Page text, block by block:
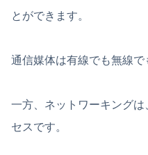
とができます。
通信媒体は有線でも無線で
一方、ネットワーキング
セスです。